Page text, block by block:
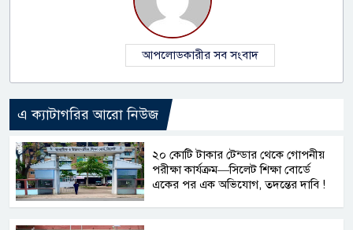
আপলোডকারীর সব সংবাদ
এ ক্যাটাগরির আরো নিউজ
২০ কোটি টাকার টেন্ডার থেকে গোপনীয়
পরীক্ষা কার্যক্রম—সিলেট শিক্ষা বোর্ডে
একের পর এক অভিযোগ, তদন্তের দাবি !